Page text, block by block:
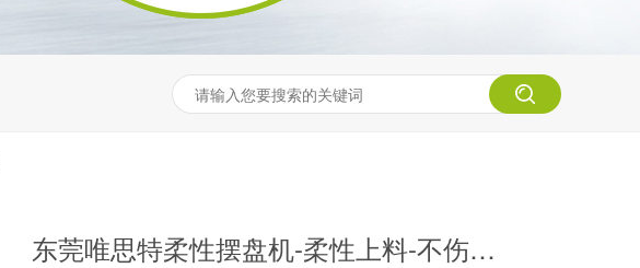
东莞唯思特柔性摆盘机-柔性上料-不伤产品